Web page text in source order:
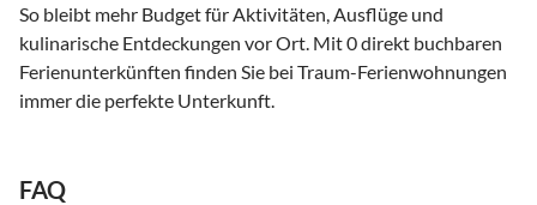
So bleibt mehr Budget für Aktivitäten, Ausflüge und
kulinarische Entdeckungen vor Ort. Mit 0 direkt buchbaren
Ferienunterkünften finden Sie bei Traum-Ferienwohnungen
immer die perfekte Unterkunft.
FAQ